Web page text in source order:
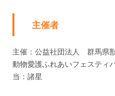
主催者
主催：公益社団法人 群馬県
動物愛護ふれあいフェステ
当：諸星